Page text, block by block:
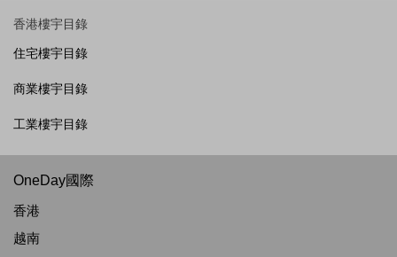
香港樓宇目錄
住宅樓宇目錄
商業樓宇目錄
工業樓宇目錄
OneDay國際
香港
越南